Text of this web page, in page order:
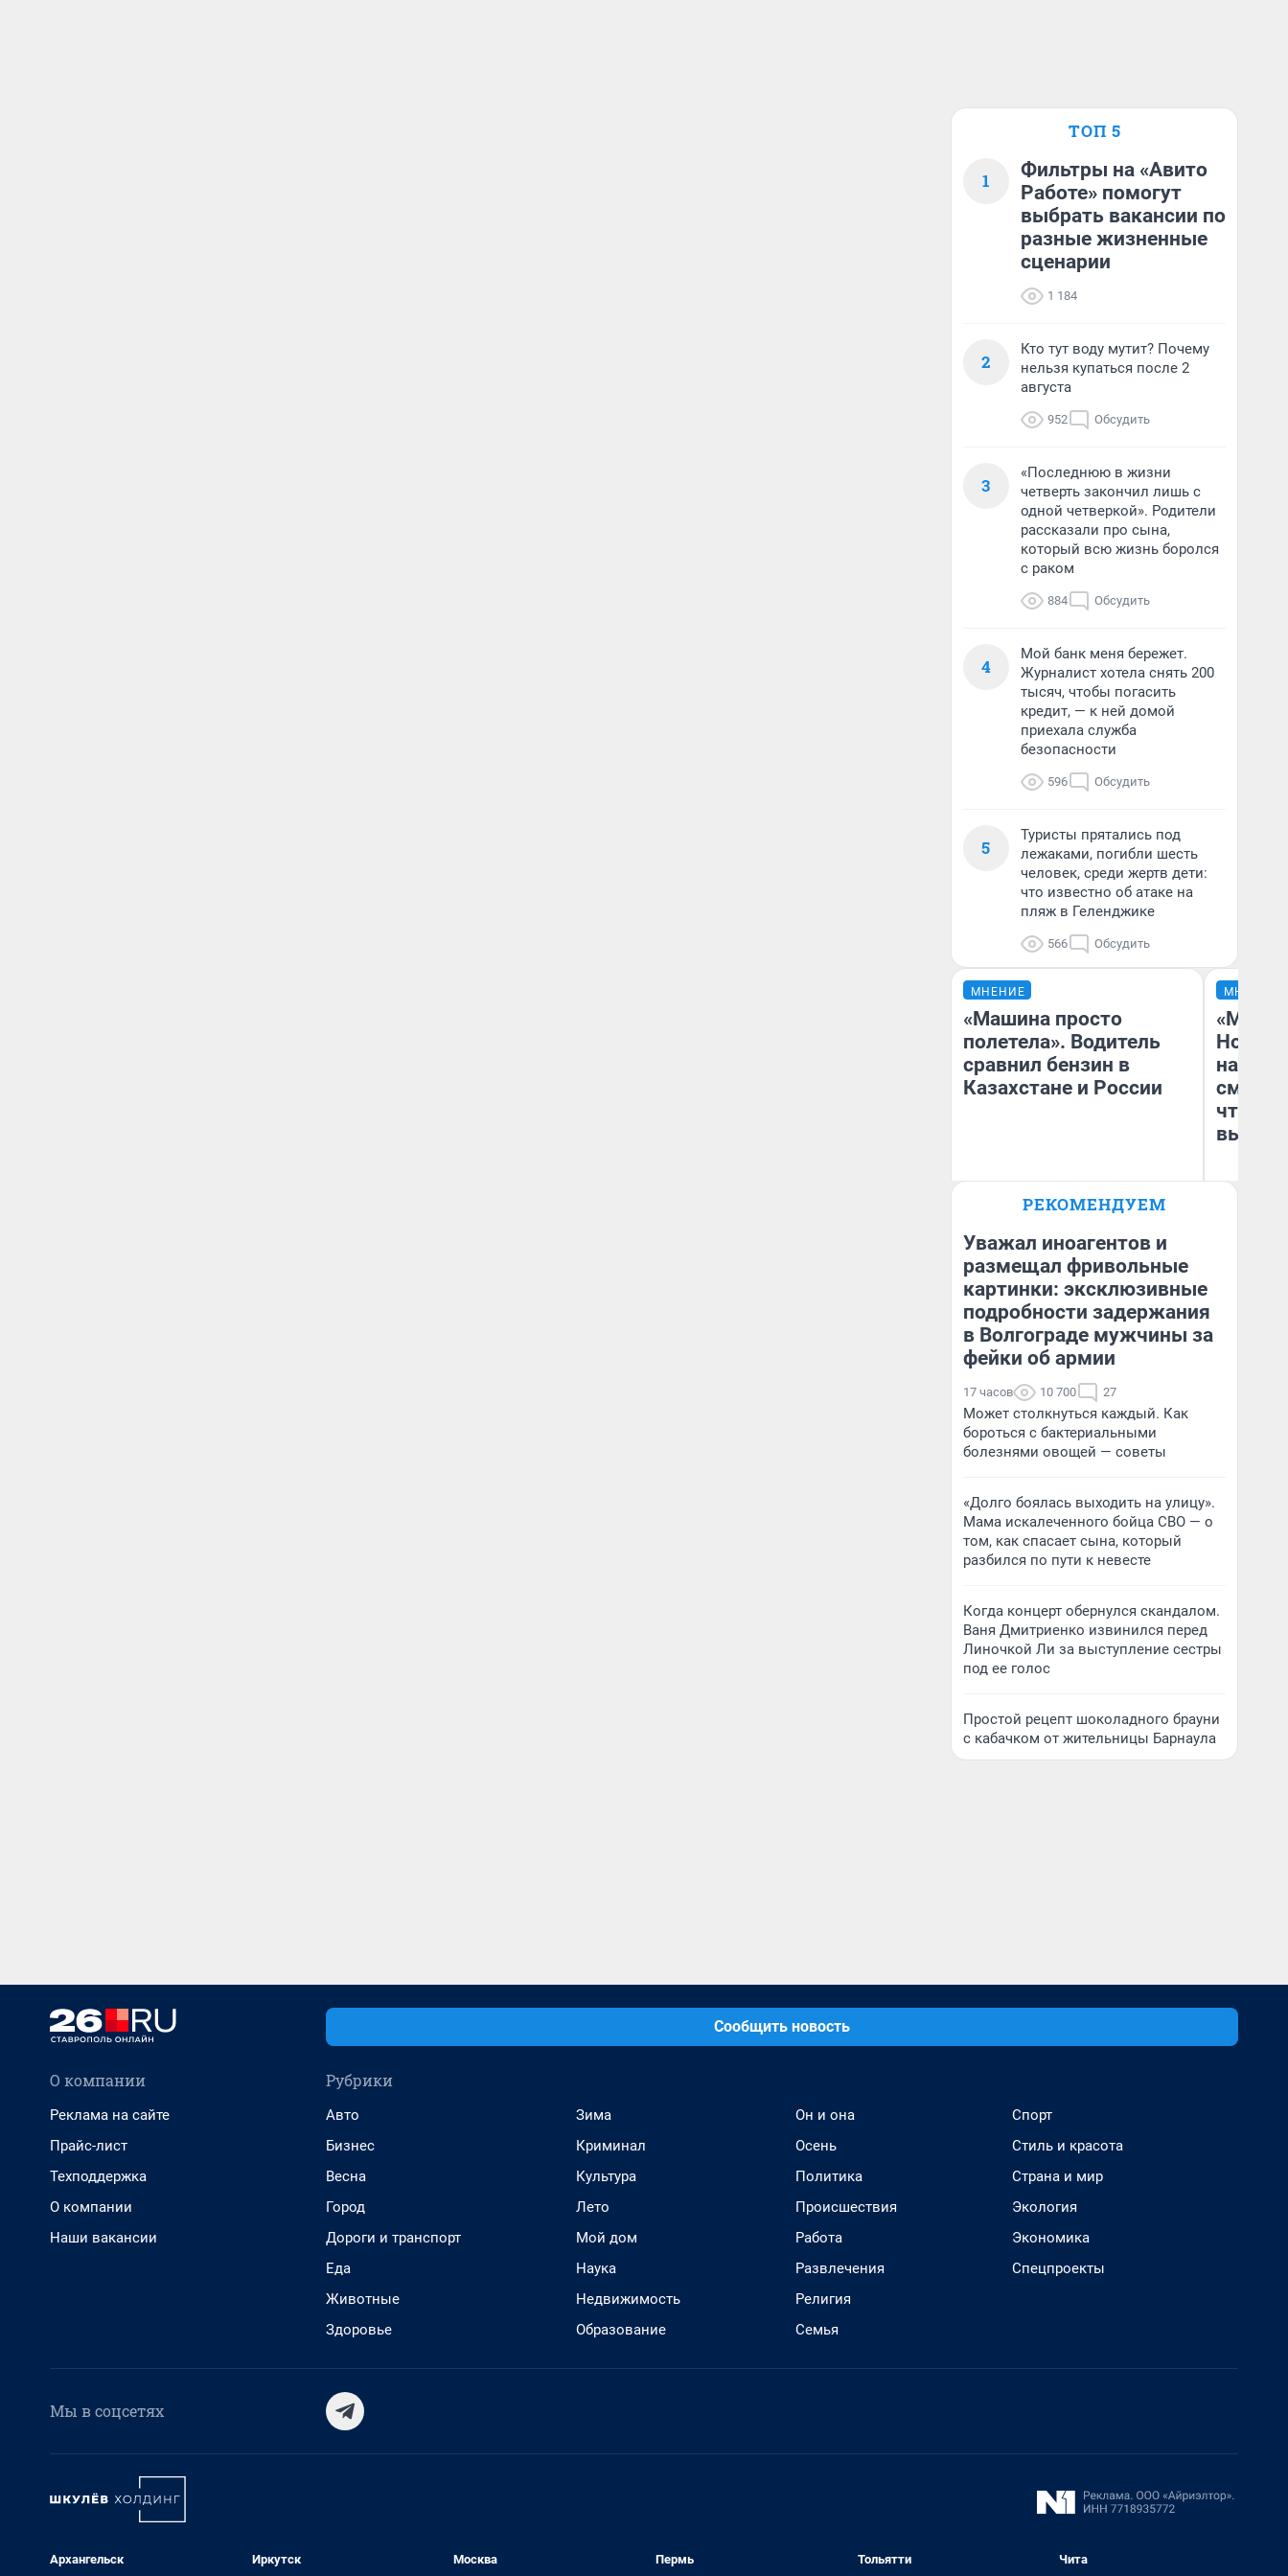
ТОП 5
1
Фильтры на «Авито
Работе» помогут
выбрать вакансии по
разные жизненные
сценарии
1 184
2
Кто тут воду мутит? Почему
нельзя купаться после 2
августа
952 Обсудить
3
«Последнюю в жизни
четверть закончил лишь с
одной четверкой». Родители
рассказали про сына,
который всю жизнь боролся
с раком
884 Обсудить
4
Мой банк меня бережет.
Журналист хотела снять 200
тысяч, чтобы погасить
кредит, — к ней домой
приехала служба
безопасности
596 Обсудить
5
Туристы прятались под
лежаками, погибли шесть
человек, среди жертв дети:
что известно об атаке на
пляж в Геленджике
566 Обсудить
МНЕНИЕ
«Машина просто
полетела». Водитель
сравнил бензин в
Казахстане и России
Анатолий Кузнецов
МНЕНИЕ
«Мы
чтобы
РЕКОМЕНДУЕМ
Уважал иноагентов и
размещал фривольные
картинки: эксклюзивные
подробности задержания
в Волгограде мужчины за
фейки об армии
17 часов 10 700 27
Может столкнуться каждый. Как
бороться с бактериальными
болезнями овощей — советы
«Долго боялась выходить на улицу».
Мама искалеченного бойца СВО — о
том, как спасает сына, который
разбился по пути к невесте
Когда концерт обернулся скандалом.
Ваня Дмитриенко извинился перед
Линочкой Ли за выступление сестры
под ее голос
Простой рецепт шоколадного брауни
с кабачком от жительницы Барнаула
Сообщить новость
О компании
Реклама на сайте
Прайс-лист
Техподдержка
О компании
Наши вакансии
Рубрики
Авто
Бизнес
Весна
Город
Дороги и транспорт
Еда
Животные
Здоровье
Зима
Криминал
Культура
Лето
Мой дом
Наука
Недвижимость
Образование
Он и она
Осень
Политика
Происшествия
Работа
Развлечения
Религия
Семья
Спорт
Стиль и красота
Страна и мир
Экология
Экономика
Спецпроекты
Мы в соцсетях
Архангельск Иркутск Москва Пермь Тольятти Чита